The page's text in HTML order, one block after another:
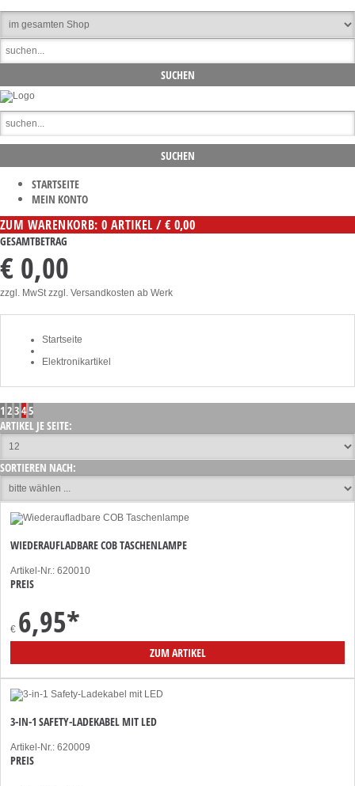
STARTSEITE
MEIN KONTO
ZUM WARENKORB: 0 ARTIKEL / € 0,00
GESAMTBETRAG
€ 0,00
zzgl. MwSt zzgl. Versandkosten ab Werk
Startseite
Elektronikartikel
1 2345
ARTIKEL JE SEITE:
SORTIEREN NACH:
WIEDERAUFLADBARE COB TASCHENLAMPE
Artikel-Nr.: 620010
PREIS
€ 6,95*
ZUM ARTIKEL
3-IN-1 SAFETY-LADEKABEL MIT LED
Artikel-Nr.: 620009
PREIS